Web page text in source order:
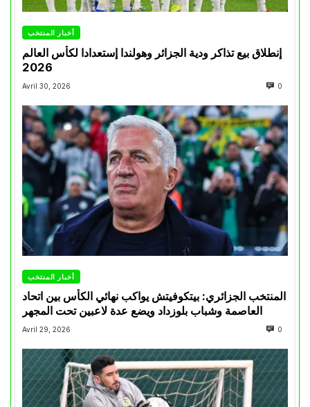
أخبار المنتخب
إنطلاق بيع تذاكر ودية الجزائر وهولندا إستعدادا لكأس العالم
2026
Avril 30, 2026 0
أخبار المنتخب
المنتخب الجزائري: بيتكوفيتش يواكب نهائي الكأس بين اتحاد
العاصمة وشباب بلوزداد ويضع عدة لاعبين تحت المجهر
Avril 29, 2026 0